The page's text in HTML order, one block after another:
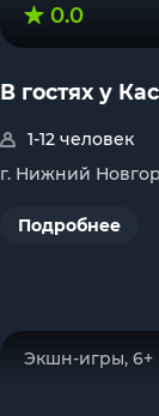
0.0
В гостях у
1-12 человек
г. Нижний
Подробнее
Экшн-игры, 6+